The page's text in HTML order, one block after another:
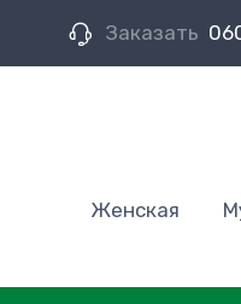
Заказать
Женская